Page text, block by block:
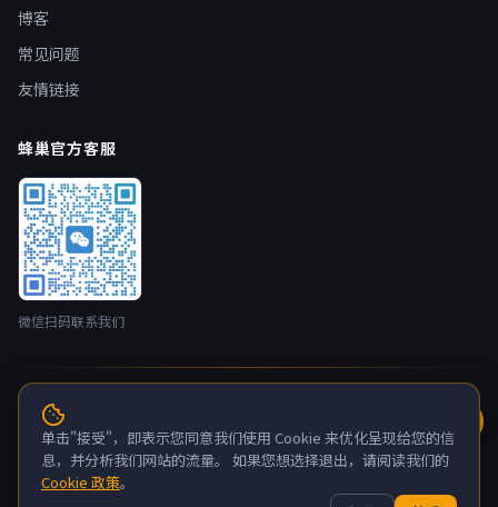
博客
常见问题
友情链接
蜂巢官方客服
微信扫码联系我们
© 2026 蜂巢云盒 nestbox.top · 开发者：广州蚂侠网络技术有限
公司 版权所有
粤ICP备2022132880号-6
单击"接受"，即表示您同意我们使用 Cookie 来优化呈现给您的信
息，并分析我们网站的流量。 如果您想选择退出，请阅读我们的
Cookie 政策。